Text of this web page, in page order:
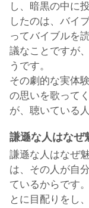
し、暗黒の中に
したのは、バイ
ってバイブルを
議なことですが
うです。
その劇的な実体
の思いを歌って
が、聴いている
謙遜な人はなぜ
謙遜な人はなぜ
は、その人が自
ているからです
とに目配りをし